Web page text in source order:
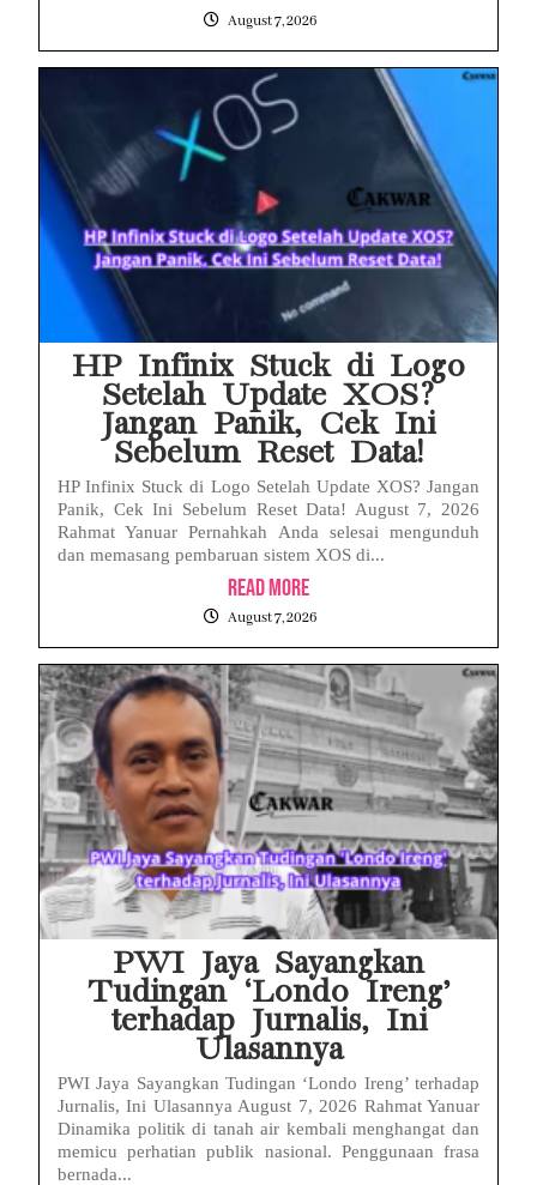
August 7, 2026
HP Infinix Stuck di Logo
Setelah Update XOS?
Jangan Panik, Cek Ini
Sebelum Reset Data!
HP Infinix Stuck di Logo Setelah Update XOS? Jangan
Panik, Cek Ini Sebelum Reset Data! August 7, 2026
Rahmat Yanuar Pernahkah Anda selesai mengunduh
dan memasang pembaruan sistem XOS di...
Read More
August 7, 2026
PWI Jaya Sayangkan
Tudingan ‘Londo Ireng’
terhadap Jurnalis, Ini
Ulasannya
PWI Jaya Sayangkan Tudingan ‘Londo Ireng’ terhadap
Jurnalis, Ini Ulasannya August 7, 2026 Rahmat Yanuar
Dinamika politik di tanah air kembali menghangat dan
memicu perhatian publik nasional. Penggunaan frasa
bernada...